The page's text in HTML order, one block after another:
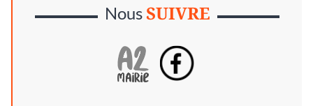
NousSUIVRE